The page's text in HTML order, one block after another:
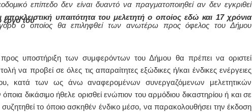
επίπεδο δεν είναι δυαντό να πραγματοποιηθεί αν δεν εγκριθεί
αποκλειστική υπαιτότητα του μελετητή ο οποίος εδώ και 17 χρόνια
έργο του
ο οποίος θα επιληφθεί των ανωτέρω προς όφελος του Δήμου
προς υποστήριξη των συμφερόντων του Δήμου θα πρέπει να οριστεί
να προβεί σε όλες τις απαραίτητες εξώδικες ή/και ένδικες ενέργειες
κατά των ως άνω αναφερομένων συνεργαζόμενων μελετητικών
δικάσιμο ήθελε ορισθεί ενώπιον του αρμόδιου δικαστηρίου ή και σε
το όποιο ασκηθέν ένδικο μέσο, να παρακολουθήσει την έκδοση